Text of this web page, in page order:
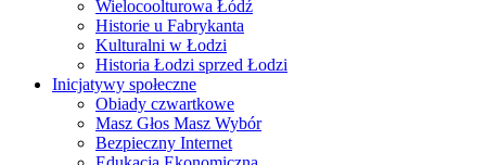
Wielocoolturowa Łódź
Historie u Fabrykanta
Kulturalni w Łodzi
Historia Łodzi sprzed Łodzi
Inicjatywy społeczne
Obiady czwartkowe
Masz Głos Masz Wybór
Bezpieczny Internet